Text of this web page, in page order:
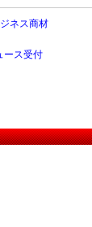
ネス商材
ース受付